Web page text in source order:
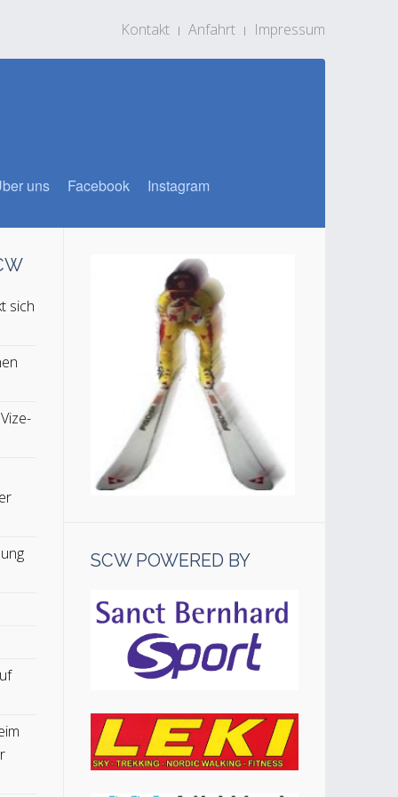
Kontakt Anfahrt Impressum
uns Facebook Instagram
sich
SCW POWERED BY